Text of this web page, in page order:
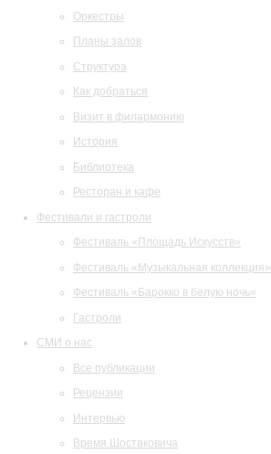
Оркестры
Планы залов
Структура
Как добраться
Визит в филармонию
История
Библиотека
Ресторан и кафе
Фестивали и гастроли
Фестиваль «Площадь Искусств»
Фестиваль «Музыкальная коллекция»
Фестиваль «Барокко в белую ночь»
Гастроли
СМИ о нас
Все публикации
Рецензии
Интервью
Время Шостаковича